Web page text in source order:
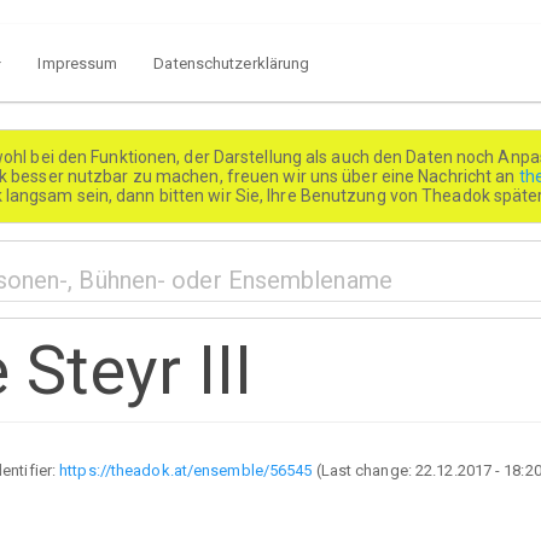
Impressum Datenschutzerklärung
bei den Funktionen, der Darstellung als auch den Daten noch
besser nutzbar zu machen, freuen wir uns über eine Nachricht an
sein, dann bitten wir Sie, Ihre Benutzung von Theadok
III
https://theadok.at/ensemble/56545 (Last change: 22.12.2017 - 18:20